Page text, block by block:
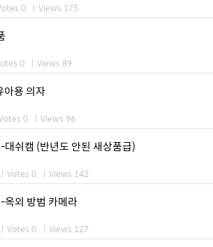
0 | Views 175
0 | Views 89
용 의자
0 | Views 96
쉬캠 (반년도 안된 새상품급)
| Votes 0 | Views 142
외 방범 카메라
| Votes 0 | Views 127